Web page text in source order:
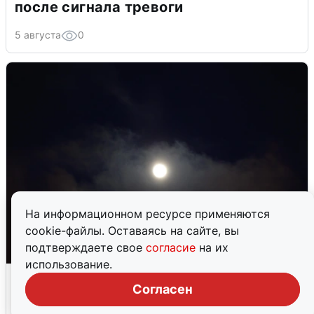
На информационном ресурсе применяются
cookie-файлы. Оставаясь на сайте, вы
подтверждаете свое согласие на их
использование.
Согласен
после сигнала тревоги
5 августа 0
Взрывы в Воронеже после сигнала
тревоги